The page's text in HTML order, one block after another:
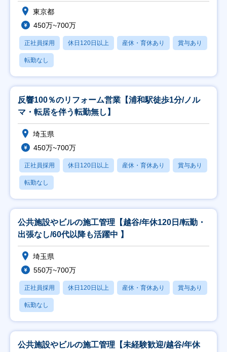
東京都
450万~700万
正社員採用 休日120日以上 産休・育休あり 賞与あり
転勤なし
反響100％のリフォーム営業【浦和駅徒歩1分/ノル
マ・転居を伴う転勤無し】
埼玉県
450万~700万
正社員採用 休日120日以上 産休・育休あり 賞与あり
転勤なし
公共施設やビルの施工管理【越谷/年休120日/転勤・
出張なし/60代以降も活躍中 】
埼玉県
550万~700万
正社員採用 休日120日以上 産休・育休あり 賞与あり
転勤なし
公共施設やビルの施工管理【未経験歓迎/越谷/年休